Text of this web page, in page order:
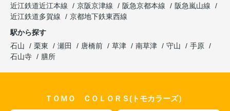
近江鉄道近江本線
京阪京津線 阪急京都本線
阪急嵐山線
近江鉄道多賀線
京都地下鉄東西線
駅から探す
石山
栗東 瀬田 唐橋前 草津 南草津 守山
手原
石山寺
膳所
ＴＯＭＯ ＣＯＬＯＲＳ(トモカラーズ）